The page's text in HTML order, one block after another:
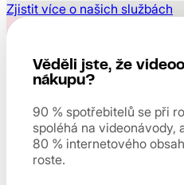
Zjistit více o našich službách
Věděli jste, že
nákupu?
90 % spotřebitelů se při
spoléhá na videonávody,
80 % internetového
roste.